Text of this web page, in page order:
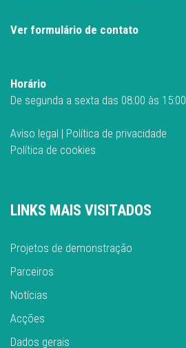
Ver formulário de contato
Horário
De segunda a sexta das 08:00 às 15:00
Aviso legal | Política de privacidade
Política de cookies
LINKS MAIS VISITADOS
Projetos de demonstração
Parceiros
Notícias
Acções
Dados gerais